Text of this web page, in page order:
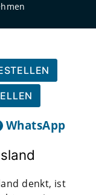
WhatsApp
denkt, ist